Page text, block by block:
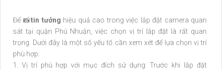
Để 📸tin tưởng hiệu quả cao trong việc lắp đặt camera quan
sát tại quận Phú Nhuận, việc chọn vị trí lắp đặt là rất quan
trọng. Dưới đây là một số yếu tố cần xem xét để lựa chọn vị trí
phù hợp:
1. Vị trí phù hợp với mục đích sử dụng: Trước khi lắp đặt